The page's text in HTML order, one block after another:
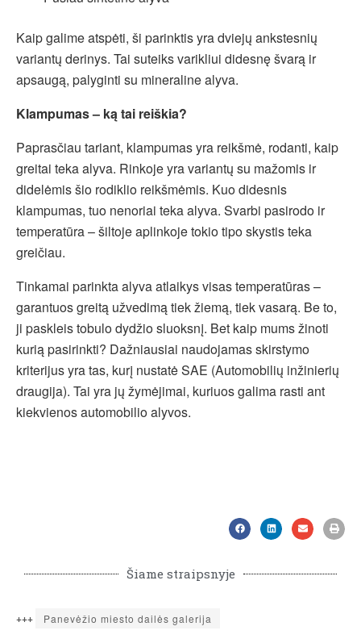
Kaip galime atspėti, ši parinktis yra dviejų ankstesnių
variantų derinys. Tai suteiks varikliui didesnę švarą ir
apsaugą, palyginti su mineraline alyva.
Klampumas – ką tai reiškia?
Paprasčiau tariant, klampumas yra reikšmė, rodanti, kaip
greitai teka alyva. Rinkoje yra variantų su mažomis ir
didelėmis šio rodiklio reikšmėmis. Kuo didesnis
klampumas, tuo nenoriai teka alyva. Svarbi pasirodo ir
temperatūra – šiltoje aplinkoje tokio tipo skystis teka
greičiau.
Tinkamai parinkta alyva atlaikys visas temperatūras –
garantuos greitą užvedimą tiek žiemą, tiek vasarą. Be to,
ji paskleis tobulo dydžio sluoksnį. Bet kaip mums žinoti
kurią pasirinkti? Dažniausiai naudojamas skirstymo
kriterijus yra tas, kurį nustatė SAE (Automobilių inžinierių
draugija). Tai yra jų žymėjimai, kuriuos galima rasti ant
kiekvienos automobilio alyvos.
Šiame straipsnyje
+++ Panevėžio miesto dailės galerija